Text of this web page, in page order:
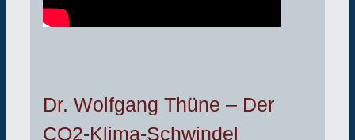
Dr. Wolfgang Thüne – Der
CO2-Klima-Schwindel